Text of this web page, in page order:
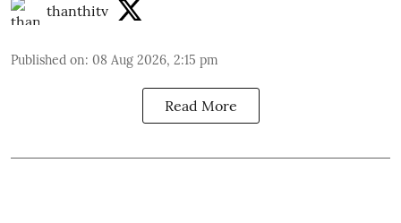
thanthitv
Published on: 08 Aug 2026, 2:15 pm
Read More